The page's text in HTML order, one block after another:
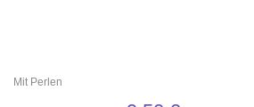
Mit Perlen